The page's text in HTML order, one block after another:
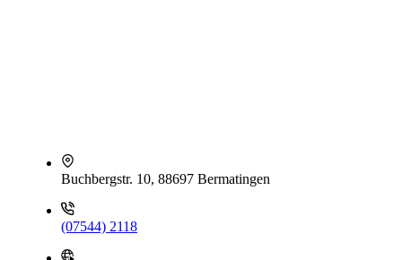
Buchbergstr. 10, 88697 Bermatingen
(07544) 2118